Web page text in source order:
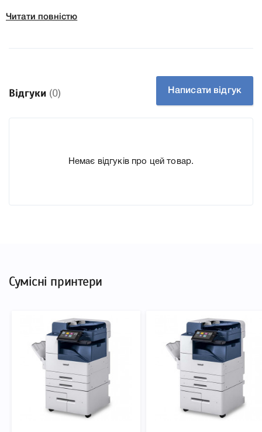
Читати повністю
Відгуки (0) Написати відгук
Немає відгуків про цей товар.
Сумісні принтери